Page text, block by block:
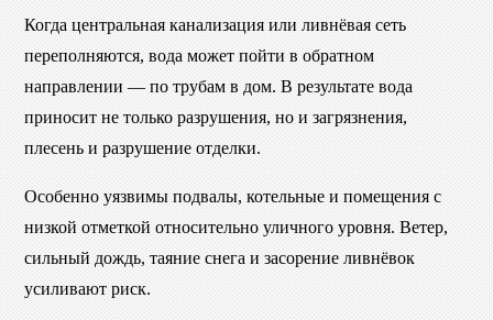
Когда центральная канализация или ливнёвая сеть
переполняются, вода может пойти в обратном
направлении — по трубам в дом. В результате вода
приносит не только разрушения, но и загрязнения,
плесень и разрушение отделки.
Особенно уязвимы подвалы, котельные и помещения с
низкой отметкой относительно уличного уровня. Ветер,
сильный дождь, таяние снега и засорение ливнёвок
усиливают риск.